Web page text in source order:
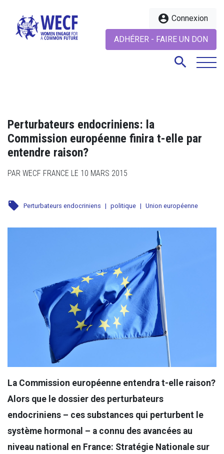
account_circle Connexion
ADHÉRER - FAIRE UN DON
search
Perturbateurs endocriniens: la
Commission européenne finira t-elle par
entendre raison?
PAR WECF FRANCE LE 10 MARS 2015
local_offer Perturbateurs endocriniens | politique | Union européenne
La Commission européenne entendra t-elle raison?
Alors que le dossier des perturbateurs
endocriniens – ces substances qui perturbent le
système hormonal – a connu des avancées au
niveau national en France: Stratégie Nationale sur